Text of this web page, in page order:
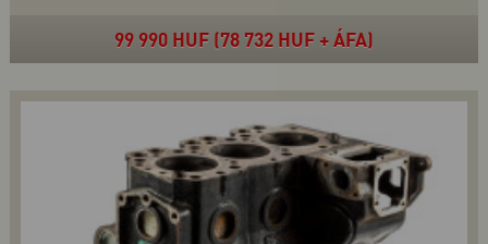
99 990 HUF (78 732 HUF + ÁFA)